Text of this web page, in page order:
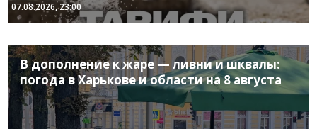
07.08.2026, 23:00
В дополнение к жаре — ливни и шквалы:
погода в Харькове и области на 8 августа